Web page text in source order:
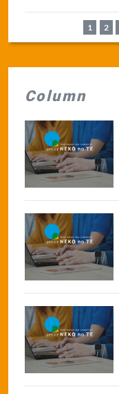
1 2
Column